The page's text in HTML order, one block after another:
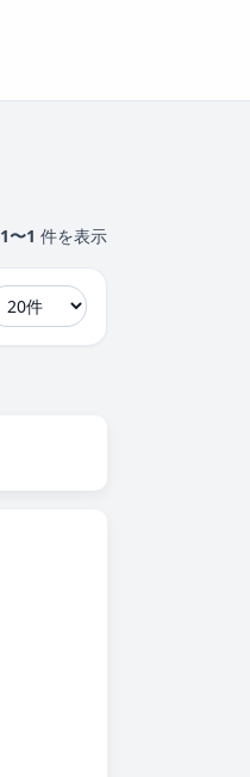
1〜1 件を表示